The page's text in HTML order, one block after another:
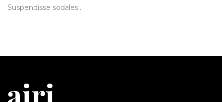
Suspendisse sodales…